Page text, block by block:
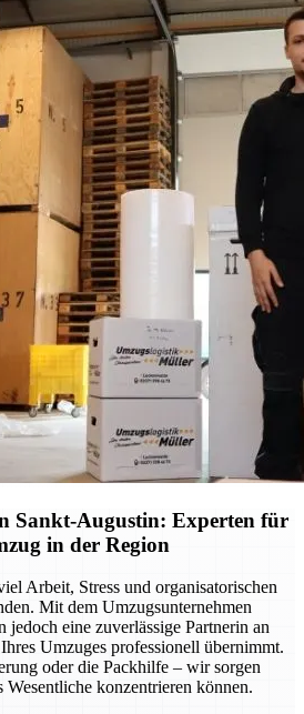
Sankt-Augustin: Experten für
in der Region
Arbeit, Stress und organisatorischen
Mit dem Umzugsunternehmen
jedoch eine zuverlässige Partnerin an
Umzuges professionell übernimmt.
oder die Packhilfe – wir sorgen
Wesentliche konzentrieren können.